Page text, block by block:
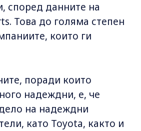
според данните на
Това до голяма степен
които ги
поради които
надеждни, е, че
на надеждни
като Toyota, както и